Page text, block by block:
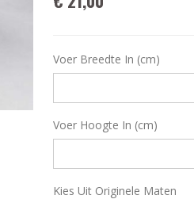
Voer Breedte In (cm)
Voer Hoogte In (cm)
Kies Uit Originele Maten